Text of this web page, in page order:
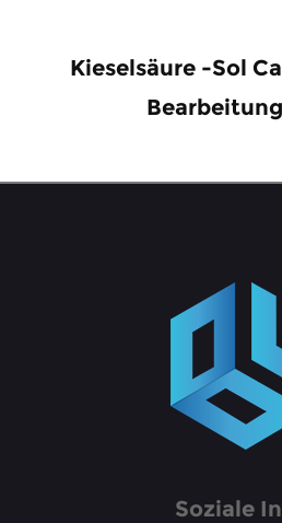
Kieselsäure -Sol
Soziale